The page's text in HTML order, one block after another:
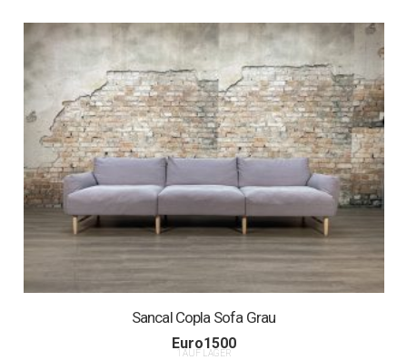
Sancal Copla Sofa Grau
Euro1500
1 AUF LAGER